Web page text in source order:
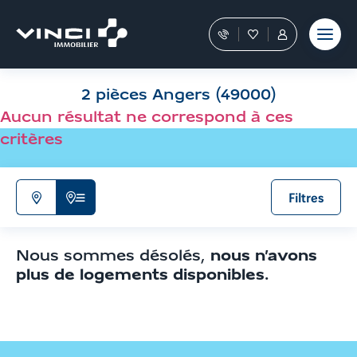
contenu
de
recherche
aux
résultats
moment
Nos
conseillers
vous
guident
dans
votre
achat
FavorisTous
les
services
votre
Espace
2 pièces Angers (49000)
Aucun résultat ne correspond à ces
critères
N'afficher
carte
Afficher
de
résultats
Filtres
Nous sommes désolés, nous n’avons
plus de logements disponibles.